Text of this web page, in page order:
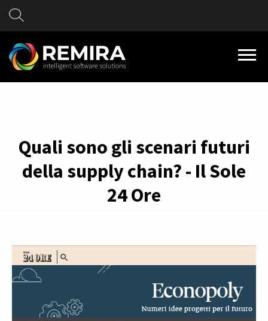
Quali sono gli scenari futuri
della supply chain? - Il Sole
24 Ore